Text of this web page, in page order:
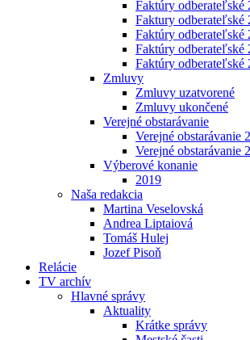
Faktúry odberateľské
Faktury odberateľské
Faktúry odberateľské
Faktúry odberateľské
Faktúry odberateľské
Zmluvy
Zmluvy uzatvorené
Zmluvy ukončené
Verejné obstarávanie
Verejné obstarávanie
Verejné obstarávanie
Výberové konanie
2019
Naša redakcia
Martina Veselovská
Andrea Liptaiová
Tomáš Hulej
Jozef Pisoň
Relácie
TV archív
Hlavné správy
Aktuality
Krátke správy